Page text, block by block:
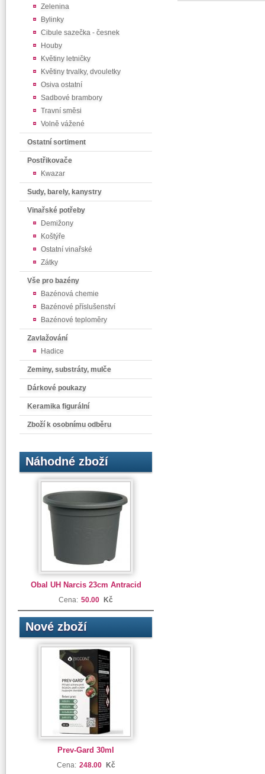
Zelenina
Bylinky
Cibule sazečka - česnek
Houby
Květiny letničky
Květiny trvalky, dvouletky
Osiva ostatní
Sadbové brambory
Travní směsi
Volně vážené
Ostatní sortiment
Postřikovače
Kwazar
Sudy, barely, kanystry
Vinařské potřeby
Demižony
Koštýře
Ostatní vinařské
Zátky
Vše pro bazény
Bazénová chemie
Bazénové příslušenství
Bazénové teploměry
Zavlažování
Hadice
Zeminy, substráty, mulče
Dárkové poukazy
Keramika figurální
Zboží k osobnímu odběru
Náhodné zboží
Obal UH Narcis 23cm Antracid
Cena: 50.00 Kč
Nové zboží
Prev-Gard 30ml
Cena: 248.00 Kč